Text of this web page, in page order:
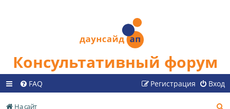
Консультативный форум
FAQ Вход
Регистрация
На сайт